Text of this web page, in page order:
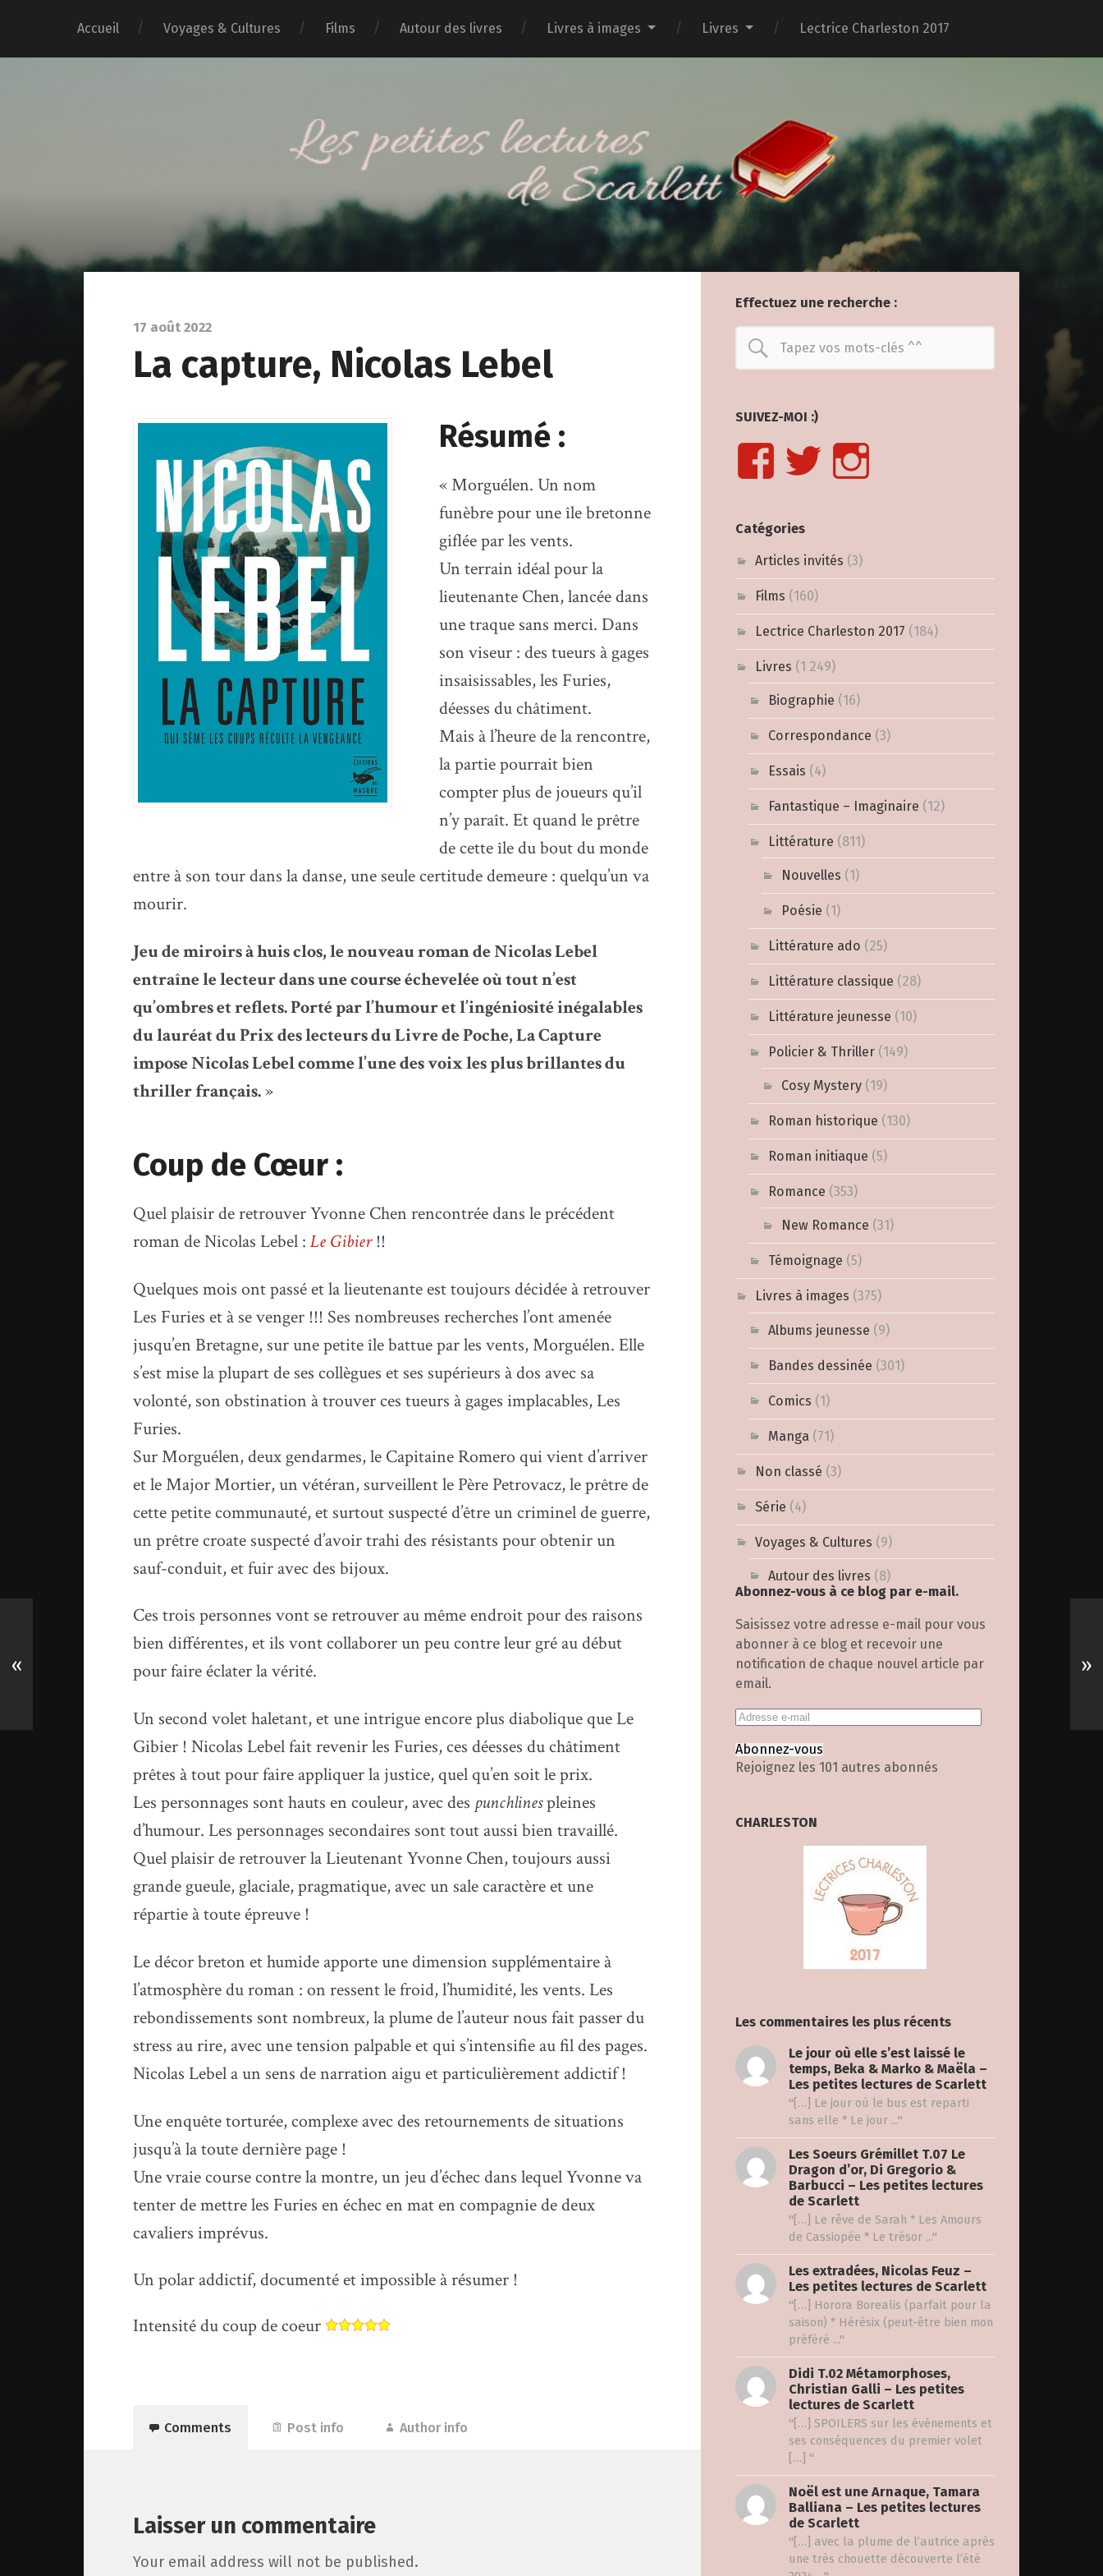
Accueil Voyages & Cultures Films Autour des livres Livres à images Livres Lectrice Charleston 2017
Effectuez une recherche :
SUIVEZ-MOI :)
Catégories
Articles invités (3)
Films (160)
Lectrice Charleston 2017 (184)
Livres (1 249)
Biographie (16)
Correspondance (3)
Essais (4)
Fantastique – Imaginaire (12)
Littérature (811)
Nouvelles (1)
Poésie (1)
Littérature ado (25)
Littérature classique (28)
Littérature jeunesse (10)
Policier & Thriller (149)
Cosy Mystery (19)
Roman historique (130)
Roman initiaque (5)
Romance (353)
New Romance (31)
Témoignage (5)
Livres à images (375)
Albums jeunesse (9)
Bandes dessinée (301)
Comics (1)
Manga (71)
Non classé (3)
Série (4)
Voyages & Cultures (9)
Autour des livres (8)
Abonnez-vous à ce blog par e-mail.
Saisissez votre adresse e-mail pour vous
abonner à ce blog et recevoir une
notification de chaque nouvel article par
email.
Abonnez-vous
Rejoignez les 101 autres abonnés
CHARLESTON
Les commentaires les plus récents
Le jour où elle s’est laissé le
temps, Beka & Marko & Maëla –
Les petites lectures de Scarlett
"[…] Le jour où le bus est reparti
sans elle * Le jour ..."
Les Soeurs Grémillet T.07 Le
Dragon d’or, Di Gregorio &
Barbucci – Les petites lectures
de Scarlett
"[…] Le rêve de Sarah * Les Amours
de Cassiopée * Le trésor ..."
Les extradées, Nicolas Feuz –
Les petites lectures de Scarlett
"[…] Horora Borealis (parfait pour la
saison) * Hérésix (peut-être bien mon
préféré ..."
Didi T.02 Métamorphoses,
Christian Galli – Les petites
lectures de Scarlett
"[…] SPOILERS sur les événements et
ses conséquences du premier volet
[…] "
Noël est une Arnaque, Tamara
Balliana – Les petites lectures
de Scarlett
"[…] avec la plume de l’autrice après
une très chouette découverte l’été
17 août 2022
La capture, Nicolas Lebel
Résumé :
« Morguélen. Un nom
funèbre pour une île bretonne
giflée par les vents.
Un terrain idéal pour la
lieutenante Chen, lancée dans
une traque sans merci. Dans
son viseur : des tueurs à gages
insaisissables, les Furies,
déesses du châtiment.
Mais à l’heure de la rencontre,
la partie pourrait bien
compter plus de joueurs qu’il
n’y paraît. Et quand le prêtre
de cette île du bout du monde
entre à son tour dans la danse, une seule certitude demeure : quelqu’un va
mourir.
Jeu de miroirs à huis clos, le nouveau roman de Nicolas Lebel
entraîne le lecteur dans une course échevelée où tout n’est
qu’ombres et reflets. Porté par l’humour et l’ingéniosité inégalables
du lauréat du Prix des lecteurs du Livre de Poche, La Capture
impose Nicolas Lebel comme l’une des voix les plus brillantes du
thriller français.»
Coup de Cœur :
Quel plaisir de retrouver Yvonne Chen rencontrée dans le précédent
roman de Nicolas Lebel :Le Gibier!!
Quelques mois ont passé et la lieutenante est toujours décidée à retrouver
Les Furies et à se venger !!! Ses nombreuses recherches l’ont amenée
jusqu’en Bretagne, sur une petite île battue par les vents, Morguélen. Elle
s’est mise la plupart de ses collègues et ses supérieurs à dos avec sa
volonté, son obstination à trouver ces tueurs à gages implacables, Les
Furies.
Sur Morguélen, deux gendarmes, le Capitaine Romero qui vient d’arriver
et le Major Mortier, un vétéran, surveillent le Père Petrovacz, le prêtre de
cette petite communauté, et surtout suspecté d’être un criminel de guerre,
un prêtre croate suspecté d’avoir trahi des résistants pour obtenir un
sauf-conduit, et fuir avec des bijoux.
Ces trois personnes vont se retrouver au même endroit pour des raisons
bien différentes, et ils vont collaborer un peu contre leur gré au début
pour faire éclater la vérité.
Un second volet haletant, et une intrigue encore plus diabolique que Le
Gibier ! Nicolas Lebel fait revenir les Furies, ces déesses du châtiment
prêtes à tout pour faire appliquer la justice, quel qu’en soit le prix.
Les personnages sont hauts en couleur, avec des punchlinespleines
d’humour. Les personnages secondaires sont tout aussi bien travaillé.
Quel plaisir de retrouver la Lieutenant Yvonne Chen, toujours aussi
grande gueule, glaciale, pragmatique, avec un sale caractère et une
répartie à toute épreuve !
Le décor breton et humide apporte une dimension supplémentaire à
l’atmosphère du roman : on ressent le froid, l’humidité, les vents. Les
rebondissements sont nombreux, la plume de l’auteur nous fait passer du
stress au rire, avec une tension palpable et qui s’intensifie au fil des pages.
Nicolas Lebel a un sens de narration aigu et particulièrement addictif !
Une enquête torturée, complexe avec des retournements de situations
jusqu’à la toute dernière page !
Une vraie course contre la montre, un jeu d’échec dans lequel Yvonne va
tenter de mettre les Furies en échec en mat en compagnie de deux
cavaliers imprévus.
Un polar addictif, documenté et impossible à résumer !
Intensité du coup de coeur
Comments Post info Author info
Laisser un commentaire
Your email address will not be published.
« »